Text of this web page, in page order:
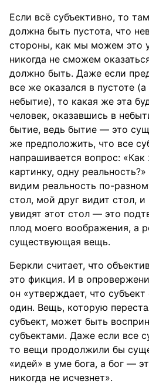
Если всё субъективно, то
должна быть пустота, что
стороны, как мы можем это
никогда не сможем
должно быть. Даже если
все же оказался в пустоте
небытие), то какая же эта
человек, оказавшись в
бытие, ведь бытие — это
же предположить, что все
напрашивается вопрос:
картинку, одну
видим реальность по-
стол, мой друг видит стол,
увидят этот стол — это
плод моего воображения, а
существующая вещь.
Беркли считает, что
это фикция. И в
он «утверждает, что
один. Вещь, которую
субъект, может быть
субъектами. Даже если все
то вещи продолжили бы
«идей» в уме бога, а бог —
никогда не исчезнет».